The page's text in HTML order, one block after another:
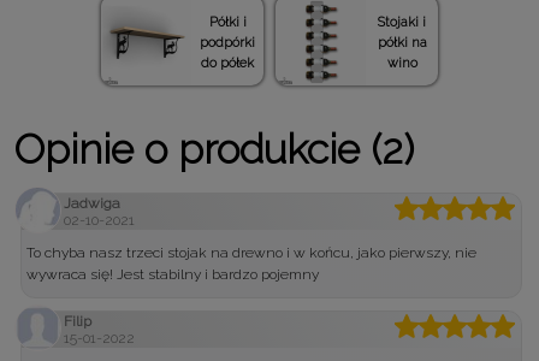
Półki i
podpórki
do półek
Stojaki i
półki na
wino
Opinie o produkcie (2)
Jadwiga
02-10-2021
To chyba nasz trzeci stojak na drewno i w końcu, jako pierwszy, nie
wywraca się! Jest stabilny i bardzo pojemny
Filip
15-01-2022